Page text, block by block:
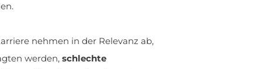
nehmen in der Relevanz ab,
werden, schlechte